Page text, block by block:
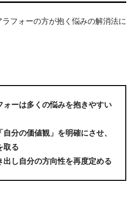
フォーの方が抱く悩みの解消法に
ォーは多くの悩みを抱きやすい
自分の価値観」を明確にさせ、
取る
出し自分の方向性を再度定める